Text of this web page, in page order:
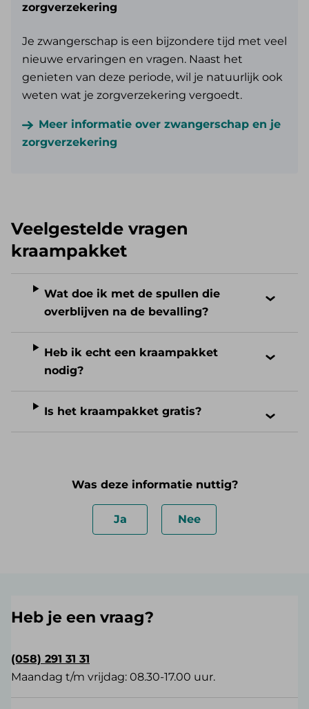
zorgverzekering
Je zwangerschap is een bijzondere tijd met veel
nieuwe ervaringen en vragen. Naast het
genieten van deze periode, wil je natuurlijk ook
weten wat je zorgverzekering vergoedt.
Meer informatie over zwangerschap en je
zorgverzekering
Veelgestelde vragen
kraampakket
Wat doe ik met de spullen die
overblijven na de bevalling?
Heb ik echt een kraampakket
nodig?
Is het kraampakket gratis?
Was deze informatie nuttig?
Ja Nee
Heb je een vraag?
(058) 291 31 31
Maandag t/m vrijdag: 08.30-17.00 uur.